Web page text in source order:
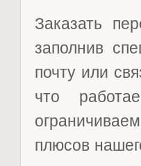
Заказать
заполнив
почту или
что
плюсов